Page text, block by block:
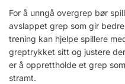
For å unngå overgrep bør
avslappet grep som gir
trening kan hjelpe spillere
greptrykket sitt og justere
er å opprettholde et grep
stramt.